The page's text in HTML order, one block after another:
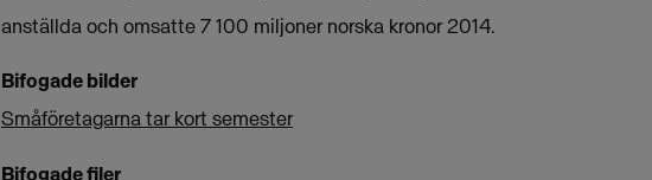
anställda och omsatte 7 100 miljoner norska kronor 2014.
Bifogade bilder
Småföretagarna tar kort semester
Bifogade filer